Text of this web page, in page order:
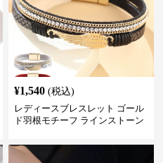
¥1,540 (税込)
レディースブレスレット ゴール
ド羽根モチーフ ラインストーン